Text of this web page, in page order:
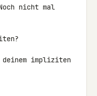
nicht mal
impliziten